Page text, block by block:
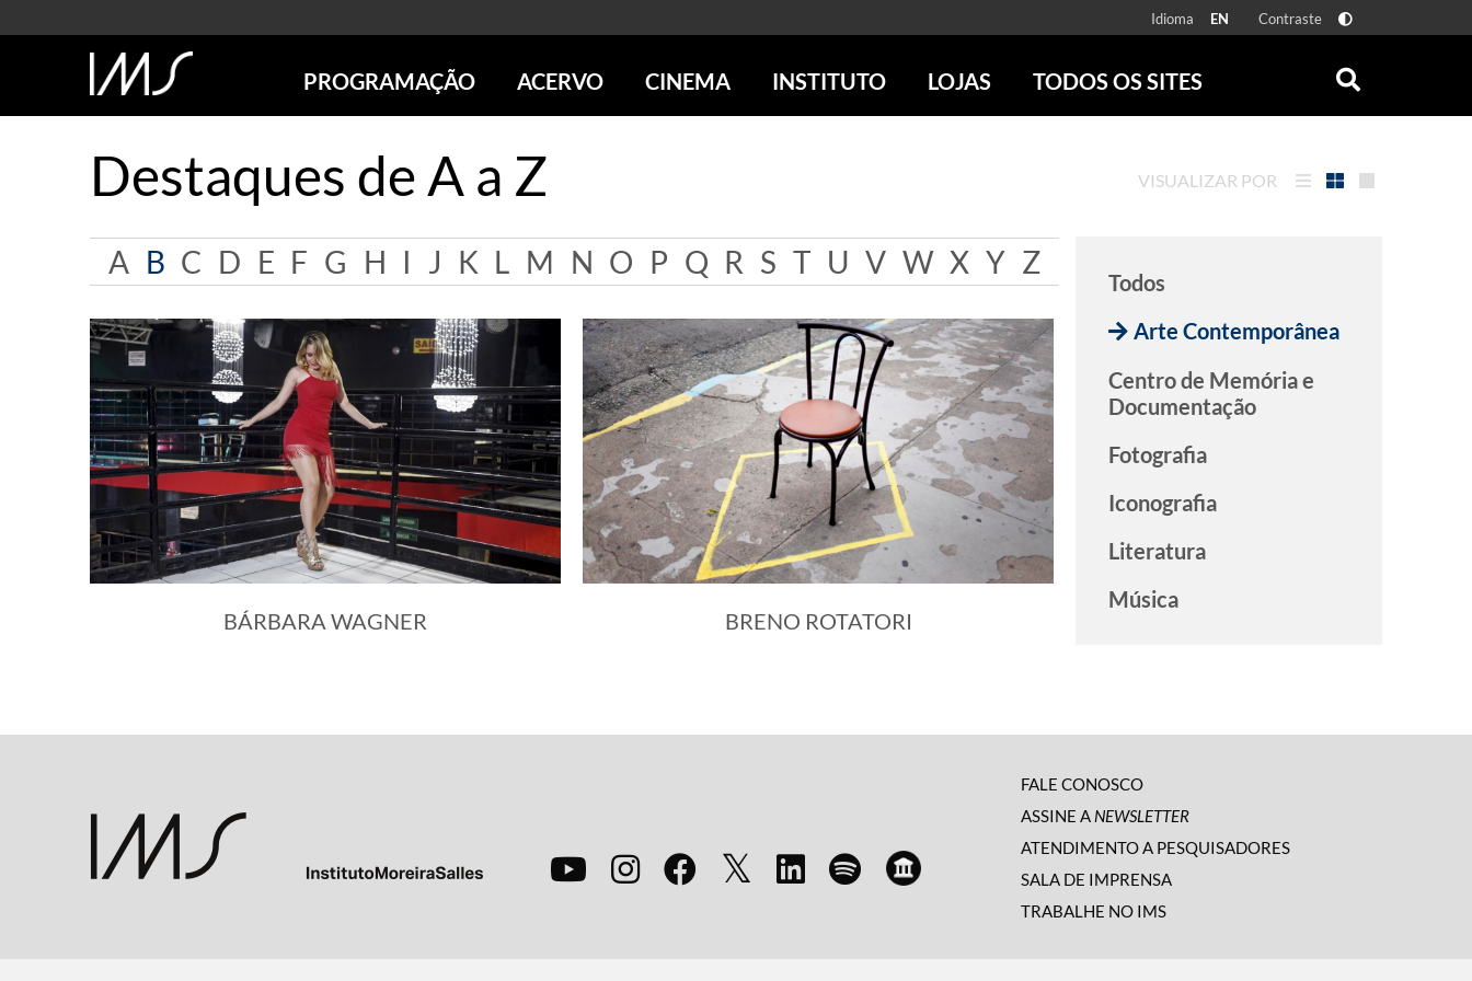
Idioma EN Contraste
PROGRAMAÇÃO
SÃO PAULO
RIO DE JANEIRO
ONLINE
EXPOSIÇÕES
EM CARTAZ
FUTURAS
ANTERIORES
TOURS VIRTUAIS
VISITAS MEDIADAS
ACERVO
SOBRE O ACERVO
FOTOGRAFIA
LITERATURA
MÚSICA
BIBLIOTECA DE FOTOGRAFIA
DESTAQUES DE A a Z
PROGRAMA CONVIDA
POR DENTRO DO ACERVO
CINEMA
BLOG DO CINEMA
REVISTAS DE PROGRAMAÇÃO
COLEÇÃO DVD IMS
INSTITUTO
SOBRE O IMS
QUEM SOMOS
AÇÃO SOCIAL
EDUCAÇÃO
ESCOLA ESCUTA
PUBLICAÇÕES E DVDs
LOJAS TODOS OS SITES
DISCOGRAFIA BRASILEIRA
TESTEMUNHA OCULAR
SERROTE
VER TODOS
Destaques de A a Z VISUALIZAR POR
A B C D E F G H I J K L M N O P Q R S T U V W X Y Z
BÁRBARA WAGNER BRENO ROTATORI
Todos
Arte Contemporânea
Centro de Memória e
Documentação
Fotografia
Iconografia
Literatura
Música
FALE CONOSCO
ASSINE A NEWSLETTER
ATENDIMENTO A PESQUISADORES
SALA DE IMPRENSA
TRABALHE NO IMS